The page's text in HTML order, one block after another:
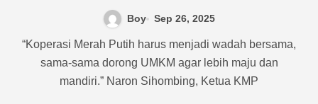
Boy Sep 26, 2025
“Koperasi Merah Putih harus menjadi wadah bersama,
sama-sama dorong UMKM agar lebih maju dan
mandiri.” Naron Sihombing, Ketua KMP